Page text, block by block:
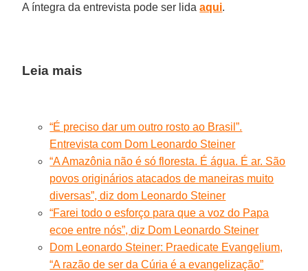
A íntegra da entrevista pode ser lidaaqui.
Leia mais
“É preciso dar um outro rosto ao Brasil”.
Entrevista com Dom Leonardo Steiner
“A Amazônia não é só floresta. É água. É ar. São
povos originários atacados de maneiras muito
diversas”, diz dom Leonardo Steiner
“Farei todo o esforço para que a voz do Papa
ecoe entre nós”, diz Dom Leonardo Steiner
Dom Leonardo Steiner: Praedicate Evangelium,
“A razão de ser da Cúria é a evangelização”